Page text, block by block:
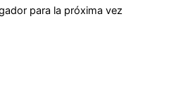
para la próxima vez